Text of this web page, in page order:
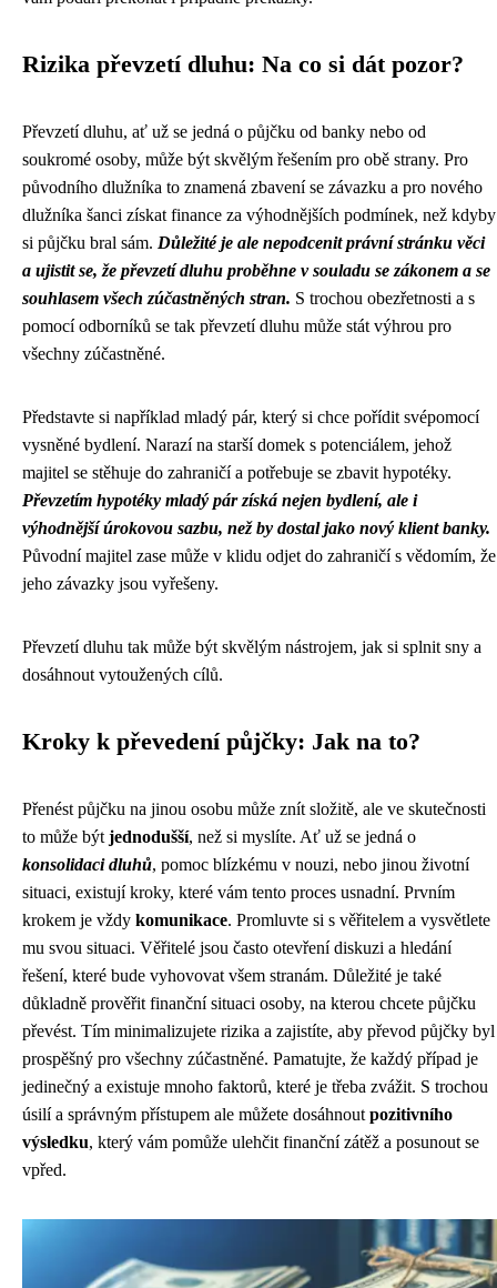
Rizika převzetí dluhu: Na co si dát pozor?
Převzetí dluhu, ať už se jedná o půjčku od banky nebo od
soukromé osoby, může být skvělým řešením pro obě strany. Pro
původního dlužníka to znamená zbavení se závazku a pro nového
dlužníka šanci získat finance za výhodnějších podmínek, než kdyby
si půjčku bral sám. Důležité je ale nepodcenit právní stránku věci
a ujistit se, že převzetí dluhu proběhne v souladu se zákonem a se
souhlasem všech zúčastněných stran. S trochou obezřetnosti a s
pomocí odborníků se tak převzetí dluhu může stát výhrou pro
všechny zúčastněné.
Představte si například mladý pár, který si chce pořídit svépomocí
vysněné bydlení. Narazí na starší domek s potenciálem, jehož
majitel se stěhuje do zahraničí a potřebuje se zbavit hypotéky.
Převzetím hypotéky mladý pár získá nejen bydlení, ale i
výhodnější úrokovou sazbu, než by dostal jako nový klient banky.
Původní majitel zase může v klidu odjet do zahraničí s vědomím, že
jeho závazky jsou vyřešeny.
Převzetí dluhu tak může být skvělým nástrojem, jak si splnit sny a
dosáhnout vytoužených cílů.
Kroky k převedení půjčky: Jak na to?
Přenést půjčku na jinou osobu může znít složitě, ale ve skutečnosti
to může být jednodušší, než si myslíte. Ať už se jedná o
konsolidaci dluhů, pomoc blízkému v nouzi, nebo jinou životní
situaci, existují kroky, které vám tento proces usnadní. Prvním
krokem je vždy komunikace. Promluvte si s věřitelem a vysvětlete
mu svou situaci. Věřitelé jsou často otevření diskuzi a hledání
řešení, které bude vyhovovat všem stranám. Důležité je také
důkladně prověřit finanční situaci osoby, na kterou chcete půjčku
převést. Tím minimalizujete rizika a zajistíte, aby převod půjčky byl
prospěšný pro všechny zúčastněné. Pamatujte, že každý případ je
jedinečný a existuje mnoho faktorů, které je třeba zvážit. S trochou
úsilí a správným přístupem ale můžete dosáhnout pozitivního
výsledku, který vám pomůže ulehčit finanční zátěž a posunout se
vpřed.